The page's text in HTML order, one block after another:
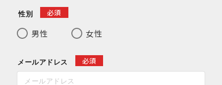
性別 必須
男性 女性
メールアドレス 必須